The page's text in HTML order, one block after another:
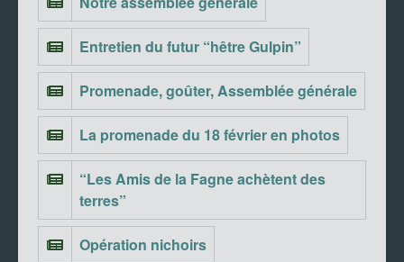
Entretien du futur “hêtre Gulpin”
Promenade, goûter, Assemblée générale
La promenade du 18 février en photos
“Les Amis de la Fagne achètent des
terres”
Opération nichoirs